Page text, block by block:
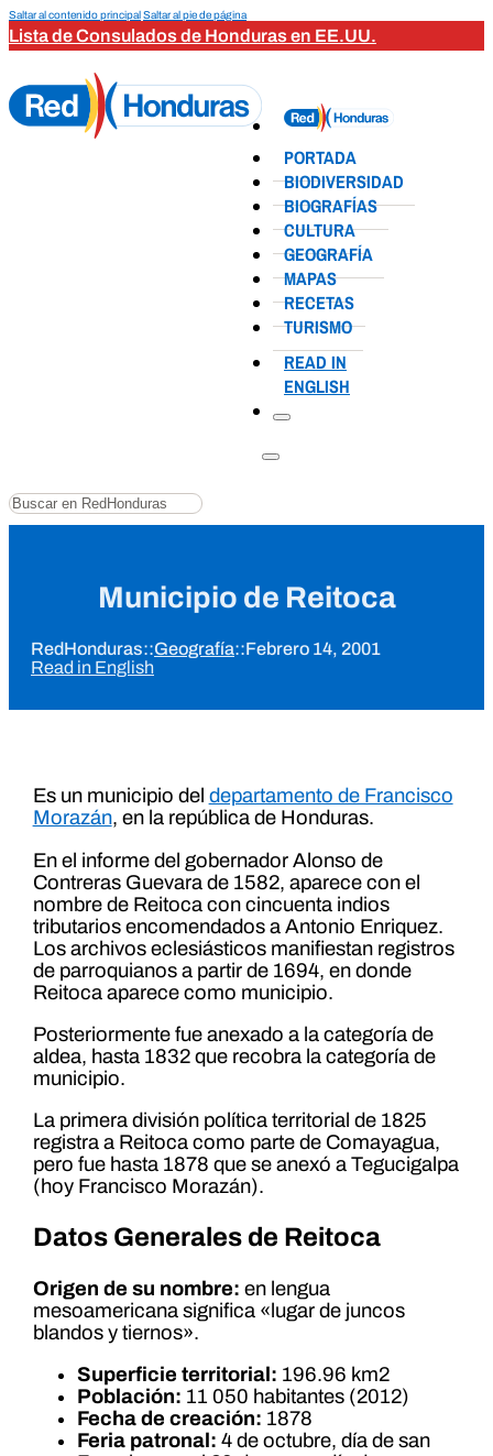
Saltar al contenido principalSaltar al pie de página
Lista de Consulados de Honduras en EE.UU.
PORTADA
BIODIVERSIDAD
BIOGRAFÍAS
CULTURA
GEOGRAFÍA
MAPAS
RECETAS
TURISMO
READ IN
ENGLISH
Buscar
Municipio de Reitoca
RedHonduras::Geografía::Febrero 14, 2001
Read in English
Es un municipio del departamento de Francisco
Morazán, en la república de Honduras.
En el informe del gobernador Alonso de
Contreras Guevara de 1582, aparece con el
nombre de Reitoca con cincuenta indios
tributarios encomendados a Antonio Enriquez.
Los archivos eclesiásticos manifiestan registros
de parroquianos a partir de 1694, en donde
Reitoca aparece como municipio.
Posteriormente fue anexado a la categoría de
aldea, hasta 1832 que recobra la categoría de
municipio.
La primera división política territorial de 1825
registra a Reitoca como parte de Comayagua,
pero fue hasta 1878 que se anexó a Tegucigalpa
(hoy Francisco Morazán).
Datos Generales de Reitoca
Origen de su nombre: en lengua
mesoamericana significa «lugar de juncos
blandos y tiernos».
Superficie territorial: 196.96 km2
Población: 11 050 habitantes (2012)
Fecha de creación: 1878
Feria patronal: 4 de octubre, día de san